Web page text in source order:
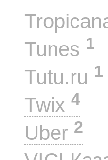
Tunes 1
Tutu.ru 1
Twix 4
Uber 2